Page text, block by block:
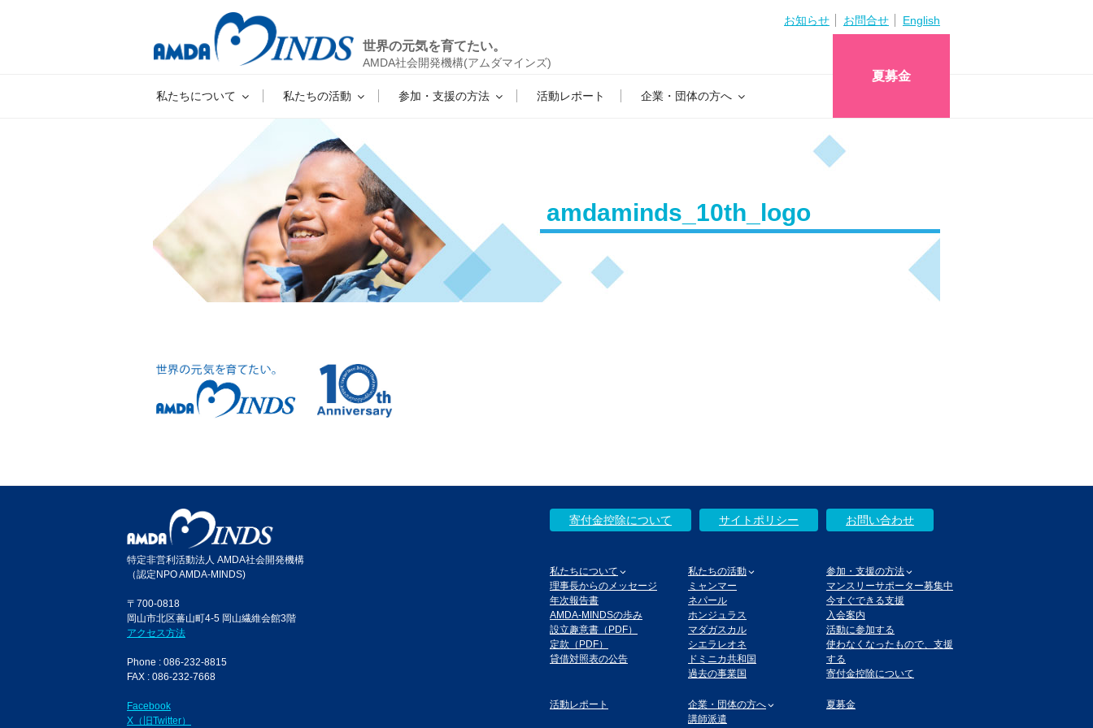
世界の元気を育てたい。
AMDA社会開発機構(アムダマインズ)
お知らせ お問合せ English
私たちについて 私たちの活動 参加・支援の方法 活動レポート 企業・団体の方へ
夏募金
amdaminds_10th_logo
特定非営利活動法人 AMDA社会開発機構
（認定NPO AMDA-MINDS)
〒700-0818
岡山市北区蕃山町4-5 岡山繊維会館3階
アクセス方法
Phone : 086-232-8815
FAX : 086-232-7668
Facebook
X（旧Twitter）
寄付金控除について サイトポリシー お問い合わせ
私たちについて
理事長からのメッセージ
年次報告書
AMDA-MINDSの歩み
設立趣意書（PDF）
定款（PDF）
貸借対照表の公告
私たちの活動
ミャンマー
ネパール
ホンジュラス
マダガスカル
シエラレオネ
ドミニカ共和国
過去の事業国
参加・支援の方法
マンスリーサポーター募集中
今すぐできる支援
入会案内
活動に参加する
使わなくなったもので、支援
する
寄付金控除について
活動レポート
企業・団体の方へ
講師派遣
夏募金